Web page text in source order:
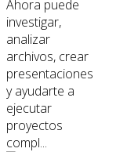
Ahora puede
investigar,
analizar
archivos, crear
presentaciones
y ayudarte a
ejecutar
proyectos
compl...